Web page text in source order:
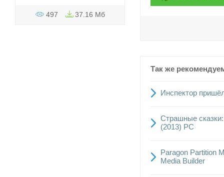
Так же
Инспектор
Страшные
(2013) PC
Paragon Partition
Media Builder
497 37.16 Мб